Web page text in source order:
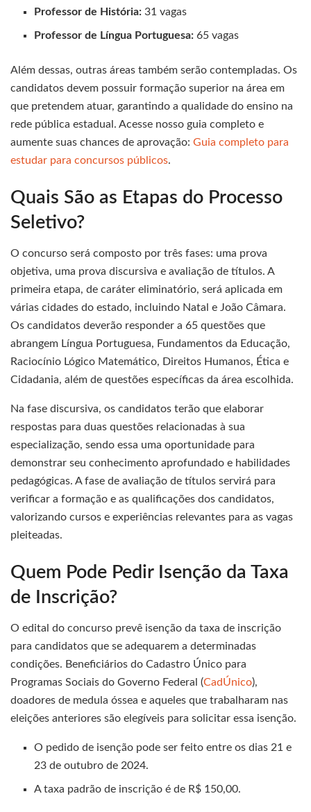
Professor de História: 31 vagas
Professor de Língua Portuguesa: 65 vagas
Além dessas, outras áreas também serão contempladas. Os
candidatos devem possuir formação superior na área em
que pretendem atuar, garantindo a qualidade do ensino na
rede pública estadual. Acesse nosso guia completo e
aumente suas chances de aprovação: Guia completo para
estudar para concursos públicos.
Quais São as Etapas do Processo
Seletivo?
O concurso será composto por três fases: uma prova
objetiva, uma prova discursiva e avaliação de títulos. A
primeira etapa, de caráter eliminatório, será aplicada em
várias cidades do estado, incluindo Natal e João Câmara.
Os candidatos deverão responder a 65 questões que
abrangem Língua Portuguesa, Fundamentos da Educação,
Raciocínio Lógico Matemático, Direitos Humanos, Ética e
Cidadania, além de questões específicas da área escolhida.
Na fase discursiva, os candidatos terão que elaborar
respostas para duas questões relacionadas à sua
especialização, sendo essa uma oportunidade para
demonstrar seu conhecimento aprofundado e habilidades
pedagógicas. A fase de avaliação de títulos servirá para
verificar a formação e as qualificações dos candidatos,
valorizando cursos e experiências relevantes para as vagas
pleiteadas.
Quem Pode Pedir Isenção da Taxa
de Inscrição?
O edital do concurso prevê isenção da taxa de inscrição
para candidatos que se adequarem a determinadas
condições. Beneficiários do Cadastro Único para
Programas Sociais do Governo Federal (CadÚnico),
doadores de medula óssea e aqueles que trabalharam nas
eleições anteriores são elegíveis para solicitar essa isenção.
O pedido de isenção pode ser feito entre os dias 21 e
23 de outubro de 2024.
A taxa padrão de inscrição é de R$ 150,00.